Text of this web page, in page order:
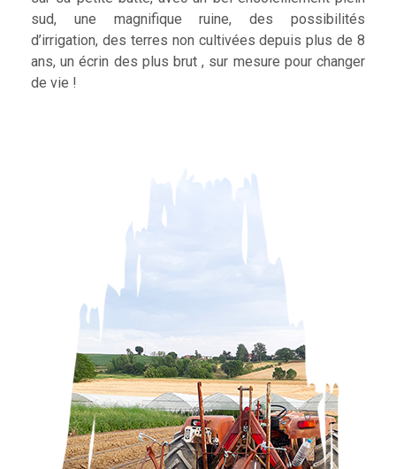
sud, une magnifique ruine, des possibilités
d’irrigation, des terres non cultivées depuis plus de 8
ans, un écrin des plus brut , sur mesure pour changer
de vie !